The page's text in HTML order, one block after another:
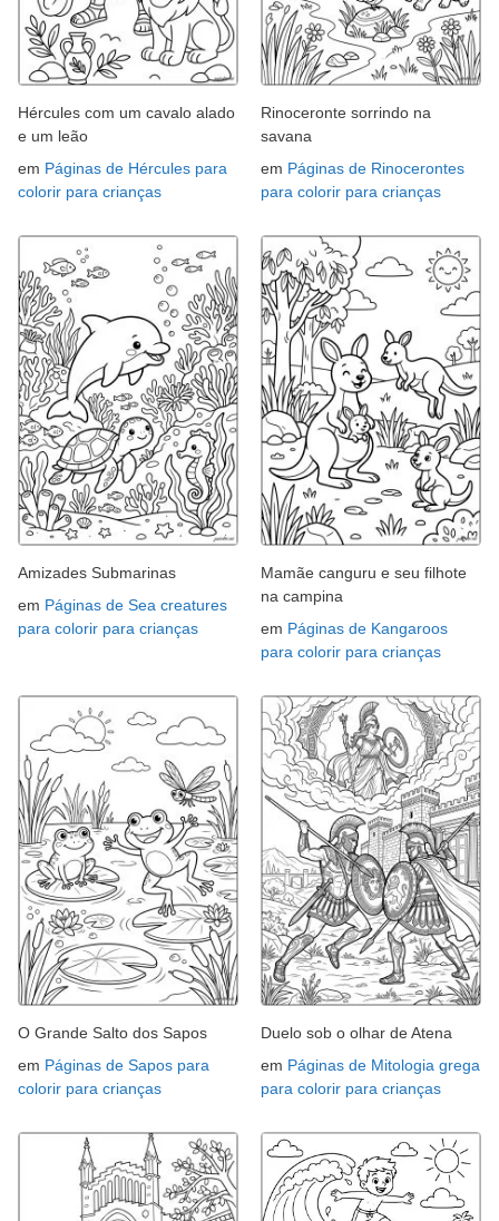
Hércules com um cavalo alado
e um leão
em Páginas de Hércules para
colorir para crianças
Rinoceronte sorrindo na
savana
em Páginas de Rinocerontes
para colorir para crianças
Amizades Submarinas
em Páginas de Sea creatures
para colorir para crianças
Mamãe canguru e seu filhote
na campina
em Páginas de Kangaroos
para colorir para crianças
O Grande Salto dos Sapos
em Páginas de Sapos para
colorir para crianças
Duelo sob o olhar de Atena
em Páginas de Mitologia grega
para colorir para crianças